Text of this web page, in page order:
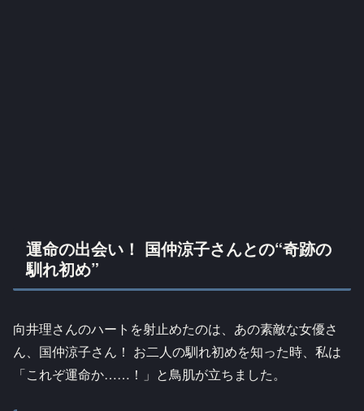
運命の出会い！ 国仲涼子さんとの“奇跡の
馴れ初め”
向井理さんのハートを射止めたのは、あの素敵な女優さ
ん、国仲涼子さん！ お二人の馴れ初めを知った時、私は
「これぞ運命か……！」と鳥肌が立ちました。